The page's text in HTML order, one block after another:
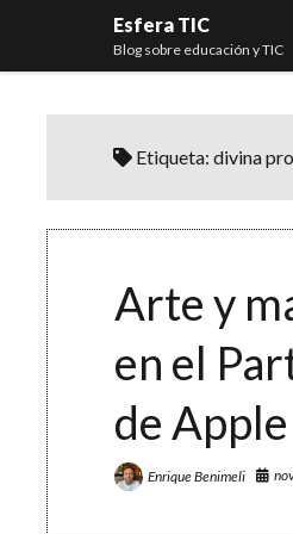
Esfera TIC
Blog sobre educación y TIC
Etiqueta:divina
Arte y
en el
de Apple
Enrique Benimeli